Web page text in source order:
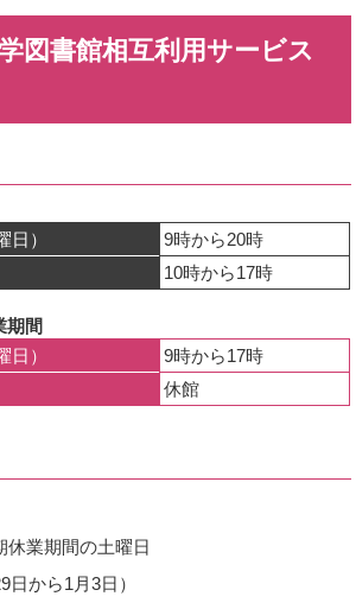
図書館相互利用サービス
日）
9時から20時
10時から17時
期間
日）
9時から17時
休館
休業期間の土曜日
から1月3日）